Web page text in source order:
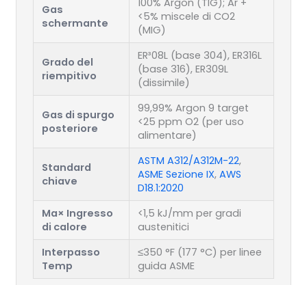
Gas
schermante
<5% miscele di CO2
(MIG)
Grado del
riempitivo
ER³08L (base 304), ER316L
(base 316), ER309L
(dissimile)
Gas di spurgo
posteriore
99,99% Argon 9 target
<25 ppm O2 (per uso
alimentare)
Standard
chiave
ASTM A312/A312M-22,
ASME Sezione IX, AWS
D18.1:2020
Ma× Ingresso
di calore
<1,5 kJ/mm per gradi
austenitici
Interpasso
Temp
≤350 °F (177 °C) per linee
guida ASME